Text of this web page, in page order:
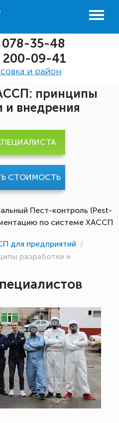
078-35-48
200-09-41
и район
принципы
и внедрения
Пест-контроль (Pest-
по системе ХАССП
СТОИМОСТЬ
для предприятий /
разработки и